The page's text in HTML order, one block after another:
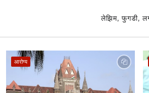
लेझिम, फुगडी,
आरोग्य